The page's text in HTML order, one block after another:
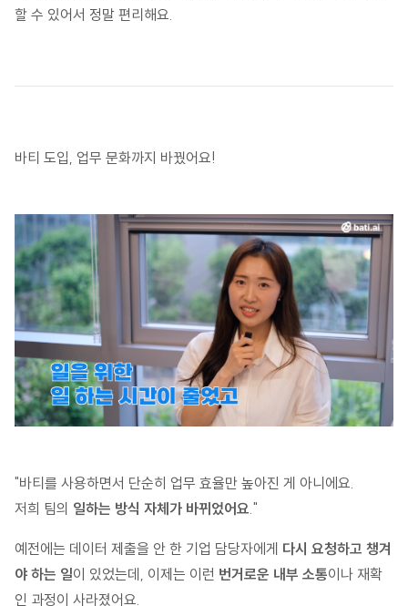
할 수 있어서 정말 편리해요.
바티 도입, 업무 문화까지 바꿨어요!
"바티를 사용하면서 단순히 업무 효율만 높아진 게 아니에요.
저희 팀의 일하는 방식 자체가 바뀌었어요."
예전에는 데이터 제출을 안 한 기업 담당자에게 다시 요청하고 챙겨
야 하는 일이 있었는데, 이제는 이런 번거로운 내부 소통이나 재확
인 과정이 사라졌어요.